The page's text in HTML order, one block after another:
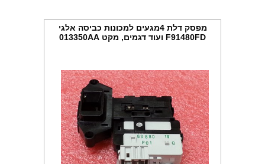
מפסק דלת 4מגעים למכונות כביסה אלגי
F91480FD ועוד דגמים, מקט 013350AA